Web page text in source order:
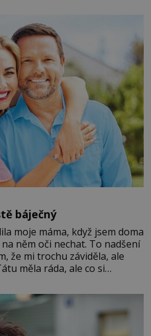
a přinést do svého života
báječný
moje máma, když jsem doma
něm oči nechat. To nadšení
že mi trochu záviděla, ale
měla ráda, ale co si
byla jiná doba, když